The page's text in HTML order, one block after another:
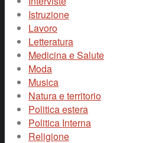
Istruzione
Lavoro
Letteratura
Medicina e Salute
Moda
Musica
Natura e territorio
Politica estera
Politica Interna
Religione